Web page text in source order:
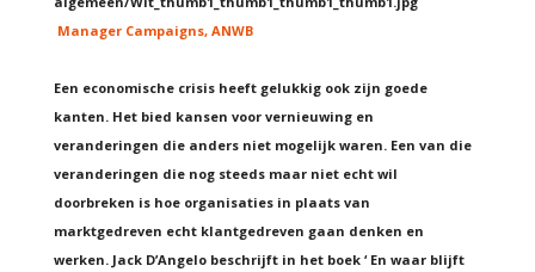
Manager Campaigns, ANWB
Een economische crisis heeft gelukkig ook zijn goede
kanten. Het bied kansen voor vernieuwing en
veranderingen die anders niet mogelijk waren. Een van die
veranderingen die nog steeds maar niet echt wil
doorbreken is hoe organisaties in plaats van
marktgedreven echt klantgedreven gaan denken en
werken. Jack D’Angelo beschrijft in het boek ‘ En waar blijft